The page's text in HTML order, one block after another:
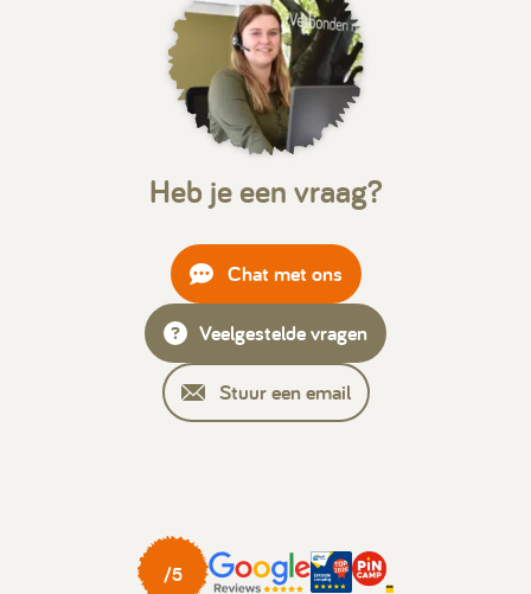
Heb je een vraag?
Chat met ons
Veelgestelde vragen
Stuur een email